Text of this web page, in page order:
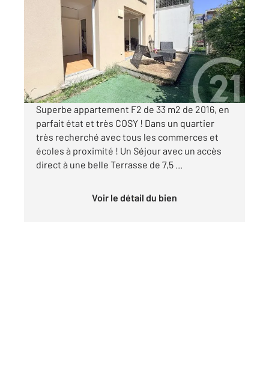
2, 2 pièces
Ref : 27364
Appartement F2 à vendre
166 000 €
Visiter le site dédié
Superbe appartement F2 de 33 m2 de 2016, en
parfait état et très COSY ! Dans un quartier
très recherché avec tous les commerces et
écoles à proximité ! Un Séjour avec un accès
direct à une belle Terrasse de 7,5 ...
Voir le détail du bien